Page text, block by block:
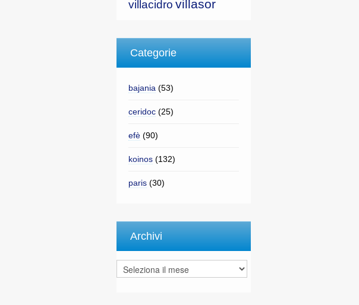
villacidro villasor
Categorie
bajania (53)
ceridoc(25)
efè(90)
koinos(132)
paris(30)
Archivi
Archivi